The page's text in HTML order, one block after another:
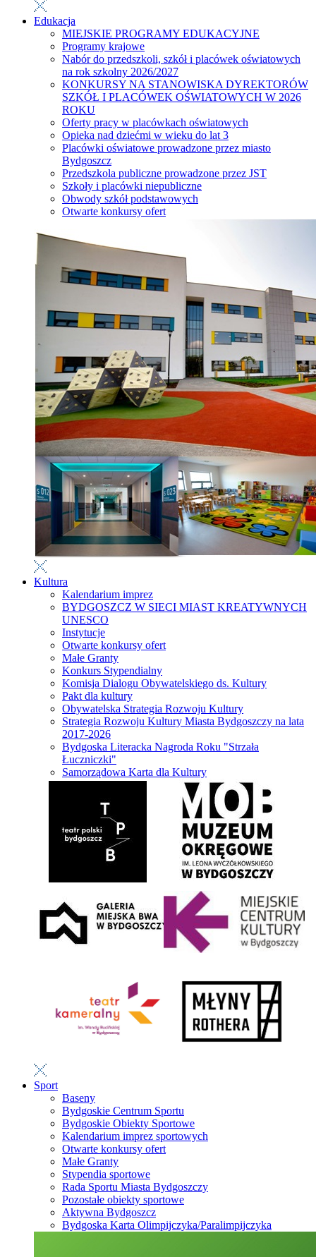
Edukacja
MIEJSKIE PROGRAMY EDUKACYJNE
Programy krajowe
Nabór do przedszkoli, szkół i placówek oświatowych
na rok szkolny 2026/2027
KONKURSY NA STANOWISKA DYREKTORÓW
SZKÓŁ I PLACÓWEK OŚWIATOWYCH W 2026
ROKU
Oferty pracy w placówkach oświatowych
Opieka nad dziećmi w wieku do lat 3
Placówki oświatowe prowadzone przez miasto
Bydgoszcz
Przedszkola publiczne prowadzone przez JST
Szkoły i placówki niepubliczne
Obwody szkół podstawowych
Otwarte konkursy ofert
Kultura
Kalendarium imprez
BYDGOSZCZ W SIECI MIAST KREATYWNYCH
UNESCO
Instytucje
Otwarte konkursy ofert
Małe Granty
Konkurs Stypendialny
Komisja Dialogu Obywatelskiego ds. Kultury
Pakt dla kultury
Obywatelska Strategia Rozwoju Kultury
Strategia Rozwoju Kultury Miasta Bydgoszczy na lata
2017-2026
Bydgoska Literacka Nagroda Roku "Strzała
Łuczniczki"
Samorządowa Karta dla Kultury
Sport
Baseny
Bydgoskie Centrum Sportu
Bydgoskie Obiekty Sportowe
Kalendarium imprez sportowych
Otwarte konkursy ofert
Małe Granty
Stypendia sportowe
Rada Sportu Miasta Bydgoszczy
Pozostałe obiekty sportowe
Aktywna Bydgoszcz
Bydgoska Karta Olimpijczyka/Paralimpijczyka